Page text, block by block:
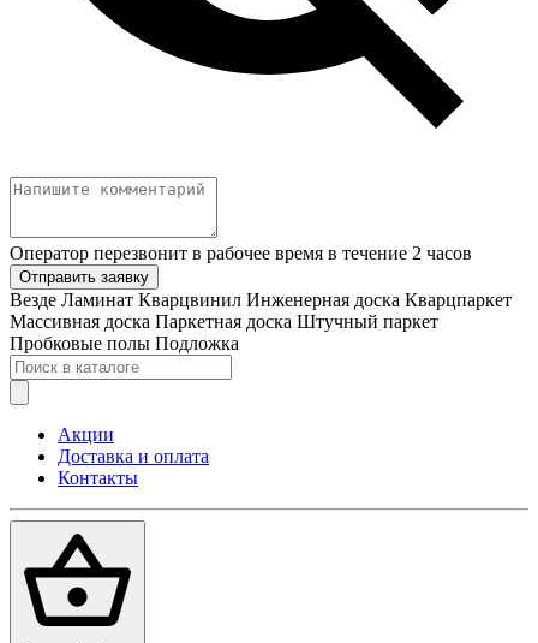
Оператор перезвонит в рабочее время в течение 2 часов
Отправить заявку
Везде Ламинат Кварцвинил Инженерная доска Кварцпаркет
Массивная доска Паркетная доска Штучный паркет
Пробковые полы Подложка
Акции
Доставка и оплата
Контакты